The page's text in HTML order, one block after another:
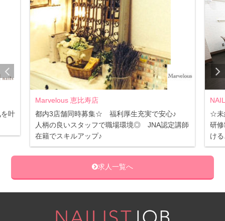
叶
Marvelous 恵比寿店
都内3店舗同時募集☆ 福利厚生充実で安心♪
人柄の良いスタッフで職場環境◎ JNA認定講師
在籍でスキルアップ♪
☆未
研
ける
求人一覧へ